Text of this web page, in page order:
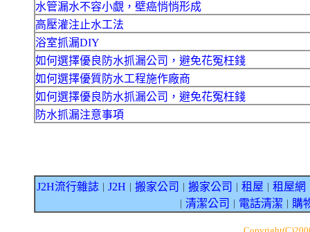
水管漏水不容小覷，壁癌悄悄形成
高壓灌注止水工法
浴室抓漏DIY
如何選擇優良防水抓漏公司，避免花冤枉錢
如何選擇優質防水工程施作廠商
如何選擇優良防水抓漏公司，避免花冤枉錢
防水抓漏注意事項
J2H流行雜誌 J2H 搬家公司 搬家公司 租屋 租屋網
清潔公司 電話清潔 購